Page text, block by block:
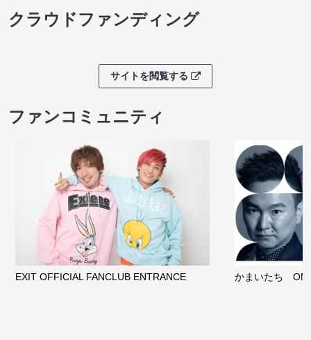
クラウドファンディング
サイトを閲覧する
ファンコミュニティ
EXIT OFFICIAL FANCLUB ENTRANCE かまいたち